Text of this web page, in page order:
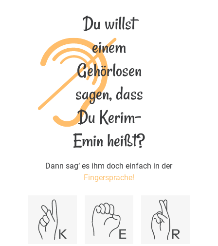
Du willst
einem
Gehörlosen
sagen, dass
Du Kerim-
Emin heißt?
Dann sag‘ es ihm doch einfach in der
Fingersprache!